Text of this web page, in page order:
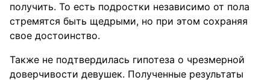
получить. То есть подростки независимо от пола
стремятся быть щедрыми, но при этом сохраняя
свое достоинство.
Также не подтвердилась гипотеза о чрезмерной
доверчивости девушек. Полученные результаты